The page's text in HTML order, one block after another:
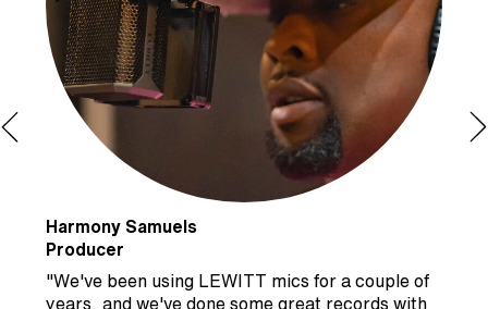
Harmony Samuels
Producer
"We've been using LEWITT mics for a couple of